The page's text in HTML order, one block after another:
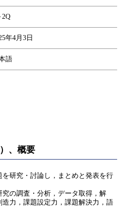
2Q
年4月3日
語
、概要
研究・討論し，まとめと発表を行
の調査・分析，データ取得，解
力，課題設定力，課題解決力，語